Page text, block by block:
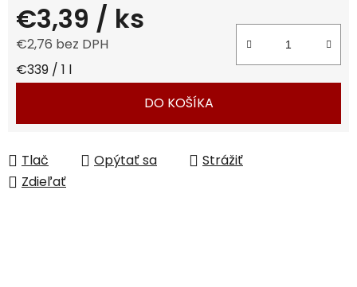
€3,39 / ks
€2,76 bez DPH
Jednotková cena:
€339 / 1 l
DO KOŠÍKA
Tlač Opýtať sa
Strážiť
Zdieľať